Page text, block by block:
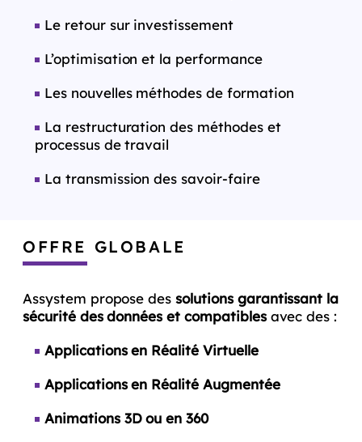
Le retour sur investissement
L’optimisation et la performance
Les nouvelles méthodes de formation
La restructuration des méthodes et
processus de travail
La transmission des savoir-faire
OFFRE GLOBALE
Assystem propose dessolutions garantissant la
sécurité des données et compatiblesavec des :
Applications en Réalité Virtuelle
Applications en Réalité Augmentée
Animations 3D ou en 360